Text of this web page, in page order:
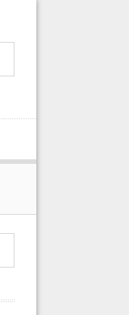
e
c
e